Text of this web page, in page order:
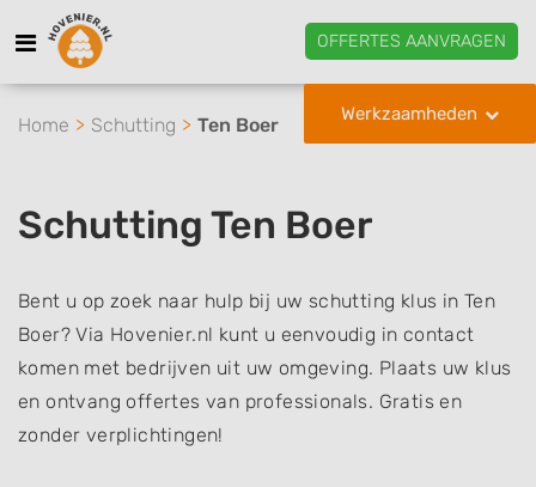
OFFERTES AANVRAGEN
Werkzaamheden
Home Schutting Ten Boer
Schutting Ten Boer
Bent u op zoek naar hulp bij uw schutting klus in Ten
Boer? Via Hovenier.nl kunt u eenvoudig in contact
komen met bedrijven uit uw omgeving. Plaats uw klus
en ontvang offertes van professionals. Gratis en
zonder verplichtingen!